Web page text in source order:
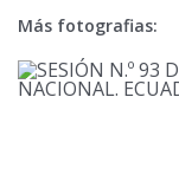
Más fotografias: